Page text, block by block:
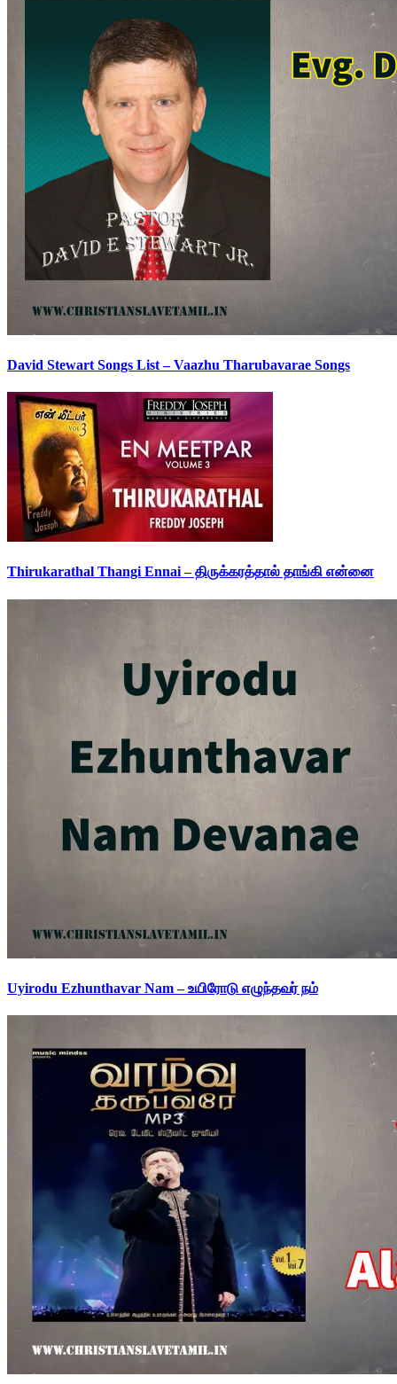
David Stewart Songs List – Vaazhu Tharubavarae Songs
Thirukarathal Thangi Ennai – திருக்கரத்தால் தாங்கி என்னை
Uyirodu Ezhunthavar Nam – உயிரோடு எழுந்தவர் நம்